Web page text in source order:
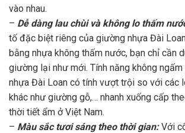
vào nhau.
– Dễ dàng lau chùi và không lo thấm
tố đặc biệt riêng của giường nhựa Đài
bằng nhựa không thấm nước, bạn chỉ cần
giường lại như mới. Tính năng không
nhựa Đài Loan có tính vượt trội so với các
khác như giường gỗ,… nhanh xuống cấp
thời tiết ẩm ở Việt Nam.
– Màu sắc tươi sáng theo thời gian: Với